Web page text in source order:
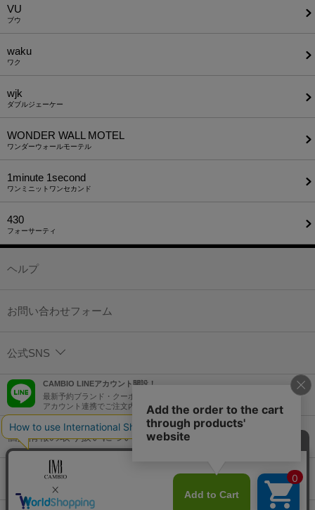
VU
ブウ
waku
ワク
wjk
ダブルジェーケー
WONDER WALL MOTEL
ワンダーウォールモーテル
1minute​ 1second
ワンミニットワンセカンド
430
フォーサーティ
ヘルプ
お問い合わせフォーム
公式SNS
CAMBIO LINEアカウント開設！
最新予約ブランド・クーポン情報などを配信！
アカウント連携でご注文内容をLINEでも確認可能！
個人情報の取り扱いについて
特定商取引法に基づく表示